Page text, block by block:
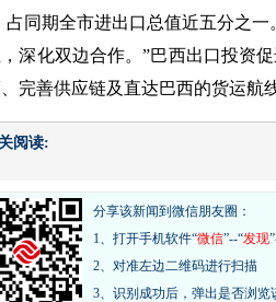
占同期全市进出口总值近五分之
深化双边合作。”巴西出口投资
完善供应链及直达巴西的货运航
阅读:
分享该新闻到微信朋友圈：
1、打开手机软件“微信”--“发现
2、对准左边二维码进行扫描
3、识别成功后，弹出是否浏览